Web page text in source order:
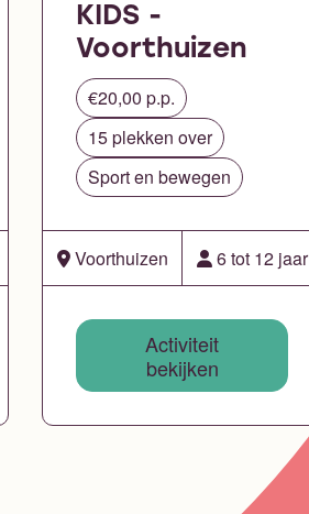
KIDS -
Voorthuizen
€20,00 p.p.
15 plekken over
Sport en bewegen
Voorthuizen 6 tot 12 jaar
Activiteit
bekijken